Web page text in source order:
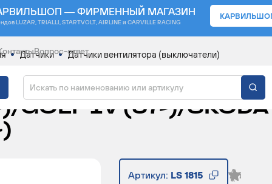
— ФИРМЕННЫЙ МАГАЗИН
LUZAR, TRIALLI, STARTVOLT, AIRLINE и CARVILLE RACING
Вопрос-ответ
Датчики Датчики вентилятора (выключатели)
ДЛЯ
GOLF IV (97-)/
Артикул: LS 1815